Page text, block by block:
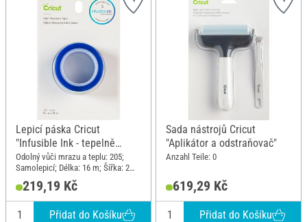
Lepicí páska Cricut
"Infusible Ink - tepelně
odolná páska"
Odolný vůči mrazu a teplu: 205;
Samolepicí; Délka: 16 m; Šířka: 2
cm; Materiál: Plast
219,19 Kč
Přidat do Košíku
Sada nástrojů Cricut
"Aplikátor a odstraňovač"
Anzahl Teile: 0
619,29 Kč
Přidat do Košíku